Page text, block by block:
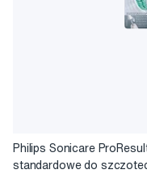
Philips Sonicare
standardowe do